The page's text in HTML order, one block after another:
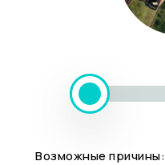
Возможные причины: